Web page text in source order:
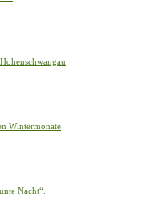
Wintermonate
Nacht“.